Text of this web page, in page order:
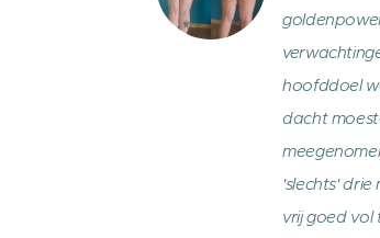
hoofddoel
dacht
'slechts'
vrij goed